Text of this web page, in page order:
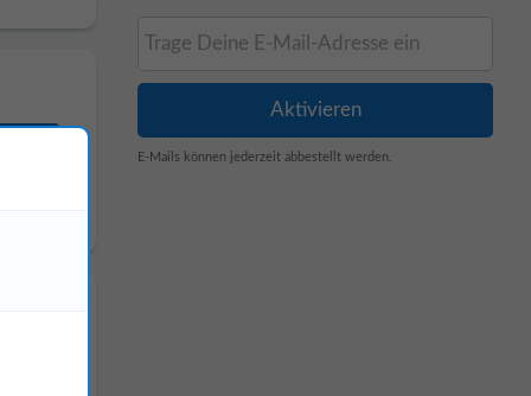
E-Mails können jederzeit abbestellt werden.